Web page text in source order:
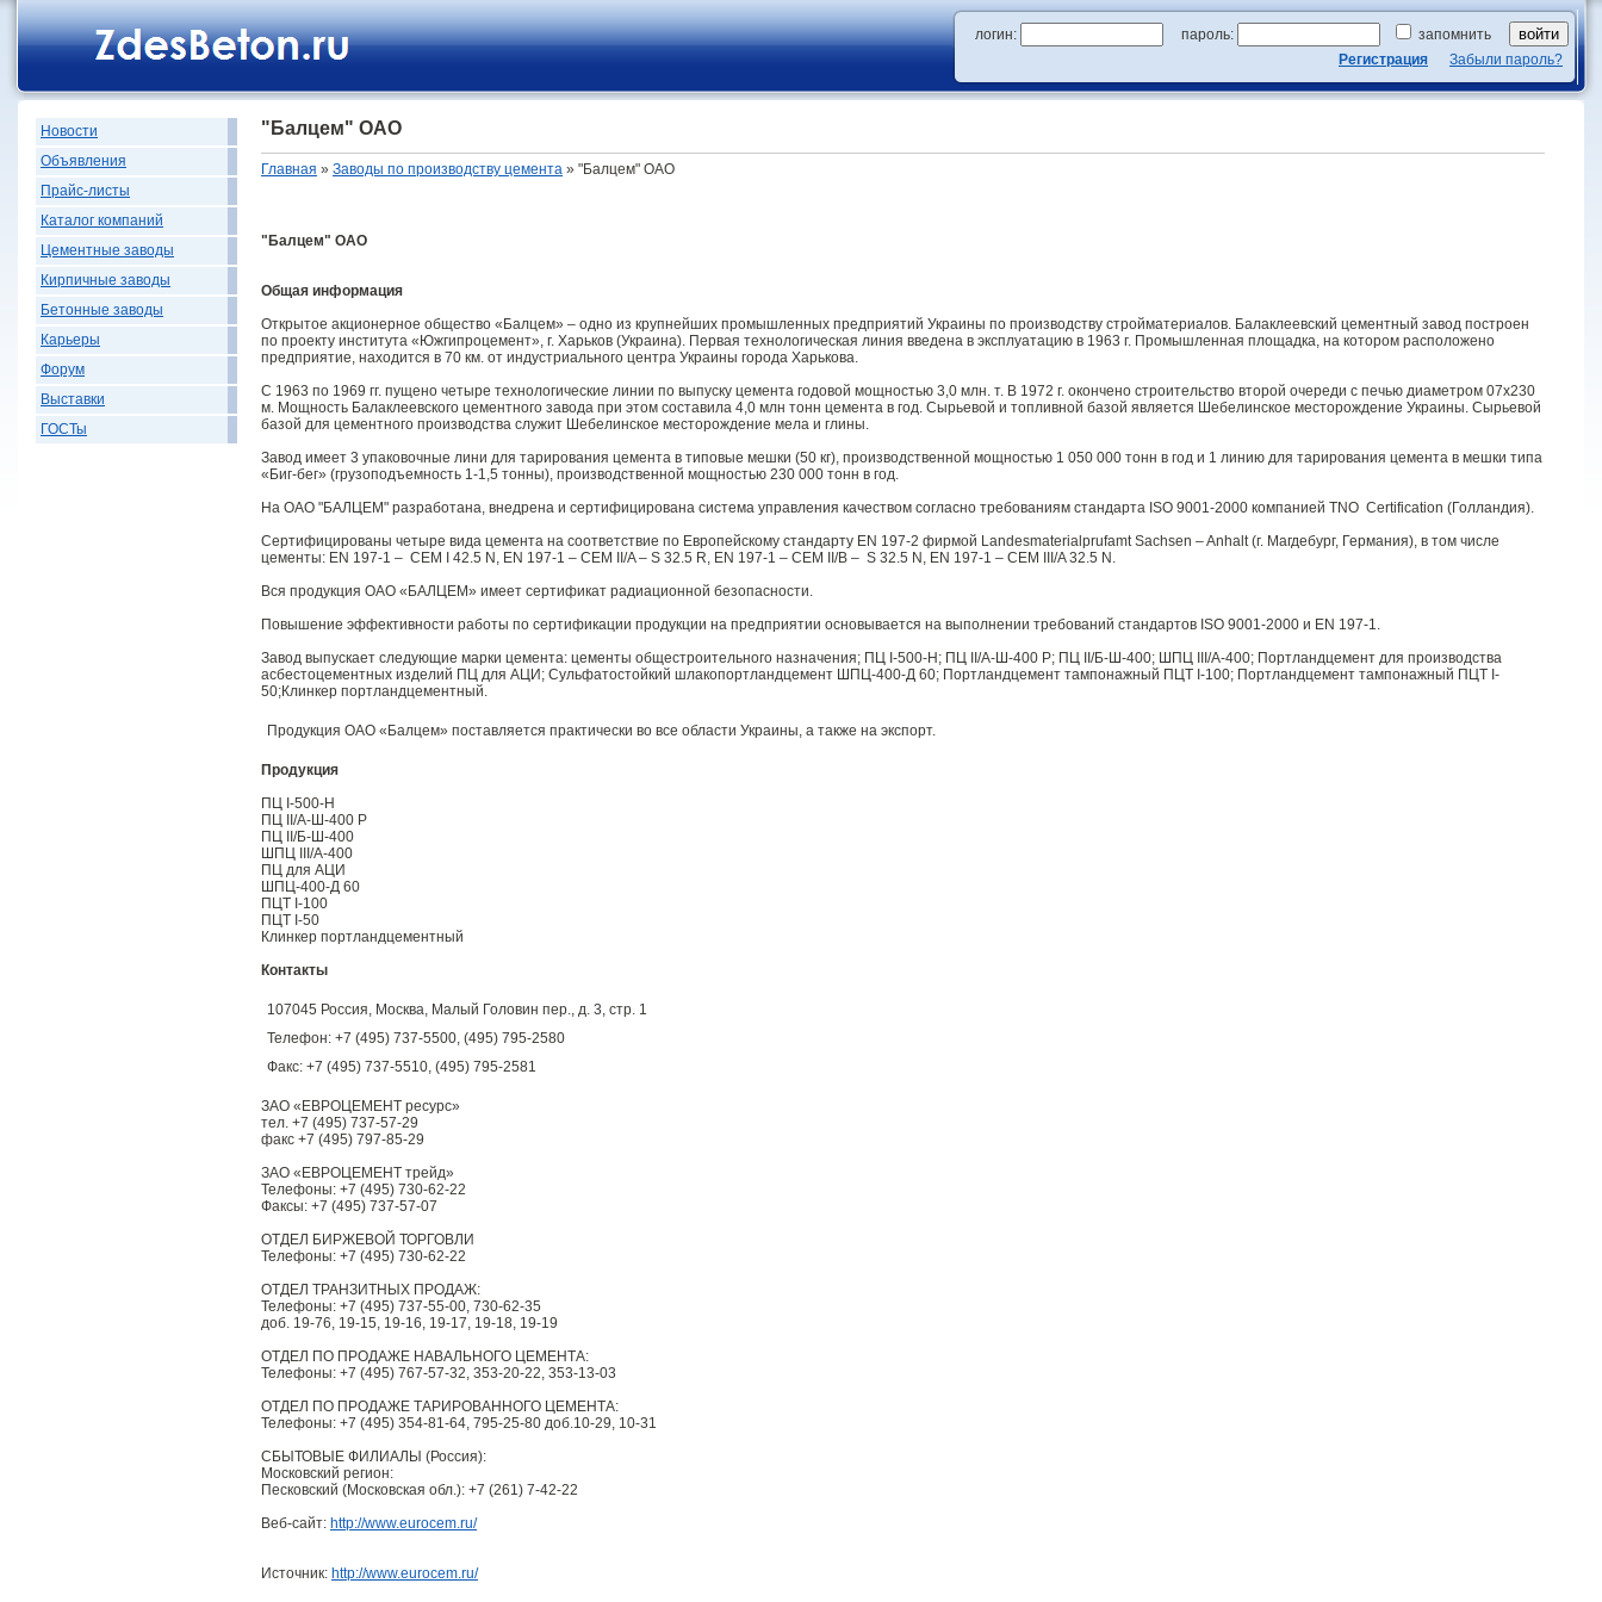
логин: пароль:
запомнить
Регистрация
Забыли пароль?
Новости
Объявления
Прайс-листы
Каталог компаний
Цементные заводы
Кирпичные заводы
Бетонные заводы
Карьеры
Форум
Выставки
ГОСТы
"Балцем" ОАО
Главная » Заводы по производству цемента » "Балцем" ОАО
"Балцем" ОАО
Общая информация
Открытое акционерное общество «Балцем» – одно из крупнейших промышленных предприятий Украины по производству стройматериалов. Балаклеевский цементный завод построен
по проекту инcтитута «Южгипроцемент», г. Харьков (Украина). Первая технологическая линия введена в эксплуатацию в 1963 г. Промышленная площадка, на котором расположено
предприятие, находится в 70 км. от индустриального центра Украины города Харькова.
C 1963 по 1969 гг. пущено четыре технологические линии по выпуску цемента годовой мощностью 3,0 млн. т. В 1972 г. окончено строительство второй очереди с печью диаметром 07х230
м. Мощность Балаклеевского цементного завода при этом составила 4,0 млн тонн цемента в год. Сырьевой и топливной базой является Шебелинское месторождение Украины. Сырьевой
базой для цементного производства служит Шебелинское месторождение мела и глины.
Завод имеет 3 упаковочные лини для тарирования цемента в типовые мешки (50 кг), производственной мощностью 1 050 000 тонн в год и 1 линию для тарирования цемента в мешки типа
«Биг-бег» (грузоподъемность 1-1,5 тонны), производственной мощностью 230 000 тонн в год.
На ОАО "БАЛЦЕМ" разработана, внедрена и сертифицирована система управления качеством согласно требованиям стандарта ISO 9001-2000 компанией TNO Certification (Голландия).
Сертифицированы четыре вида цемента на соответствие по Европейскому стандарту EN 197-2 фирмой Landesmaterialprufamt Sachsen – Anhalt (г. Магдебург, Германия), в том числе
цементы: EN 197-1 – CEM I 42.5 N, EN 197-1 – CEM II/A – S 32.5 R, EN 197-1 – CEM II/B – S 32.5 N, EN 197-1 – CEM III/A 32.5 N.
Вся продукция ОАО «БАЛЦЕМ» имеет сертификат радиационной безопасности.
Повышение эффективности работы по сертификации продукции на предприятии основывается на выполнении требований стандартов ISO 9001-2000 и EN 197-1.
Завод выпускает следующие марки цемента: цементы общестроительного назначения; ПЦ I-500-Н; ПЦ II/А-Ш-400 Р; ПЦ II/Б-Ш-400; ШПЦ III/А-400; Портландцемент для производства
асбестоцементных изделий ПЦ для АЦИ; Сульфатостойкий шлакопортландцемент ШПЦ-400-Д 60; Портландцемент тампонажный ПЦТ I-100; Портландцемент тампонажный ПЦТ I-
50;Клинкер портландцементный.
Продукция ОАО «Балцем» поставляется практически во все области Украины, а также на экспорт.
Продукция
ПЦ I-500-Н
ПЦ II/А-Ш-400 Р
ПЦ II/Б-Ш-400
ШПЦ III/А-400
ПЦ для АЦИ
ШПЦ-400-Д 60
ПЦТ I-100
ПЦТ I-50
Клинкер портландцементный
Контакты
107045 Россия, Москва, Малый Головин пер., д. 3, стр. 1
Телефон: +7 (495) 737-5500, (495) 795-2580
Факс: +7 (495) 737-5510, (495) 795-2581
ЗАО «ЕВРОЦЕМЕНТ ресурс»
тел. +7 (495) 737-57-29
факс +7 (495) 797-85-29
ЗАО «ЕВРОЦЕМЕНТ трейд»
Телефоны: +7 (495) 730-62-22
Факсы: +7 (495) 737-57-07
ОТДЕЛ БИРЖЕВОЙ ТОРГОВЛИ
Телефоны: +7 (495) 730-62-22
ОТДЕЛ ТРАНЗИТНЫХ ПРОДАЖ:
Телефоны: +7 (495) 737-55-00, 730-62-35
доб. 19-76, 19-15, 19-16, 19-17, 19-18, 19-19
ОТДЕЛ ПО ПРОДАЖЕ НАВАЛЬНОГО ЦЕМЕНТА:
Телефоны: +7 (495) 767-57-32, 353-20-22, 353-13-03
ОТДЕЛ ПО ПРОДАЖЕ ТАРИРОВАННОГО ЦЕМЕНТА:
Телефоны: +7 (495) 354-81-64, 795-25-80 доб.10-29, 10-31
СБЫТОВЫЕ ФИЛИАЛЫ (Россия):
Московский регион:
Песковский (Московская обл.): +7 (261) 7-42-22
Веб-сайт: http://www.eurocem.ru/
Источник: http://www.eurocem.ru/